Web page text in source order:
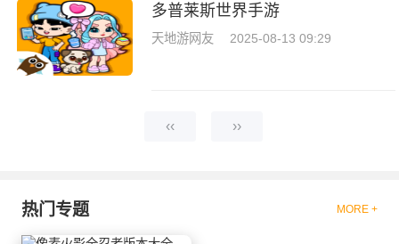
多普莱斯世界手游
天地游网友 2025-08-13 09:29
‹‹ ››
热门专题 MORE +